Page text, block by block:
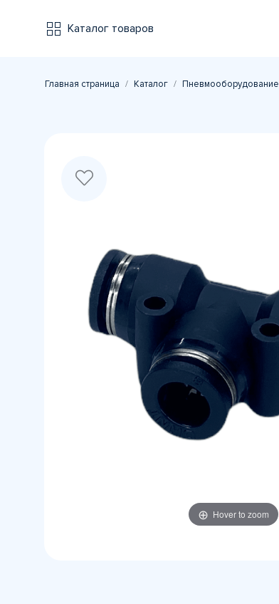
Каталог товаров
Главная страница Каталог Пневмооборудование
Hover to zoom